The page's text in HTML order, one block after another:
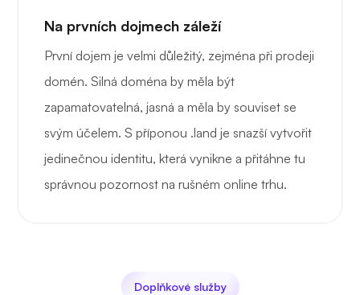
Na prvních dojmech záleží
První dojem je velmi důležitý, zejména při prodeji
domén. Silná doména by měla být
zapamatovatelná, jasná a měla by souviset se
svým účelem. S příponou .land je snazší vytvořit
jedinečnou identitu, která vynikne a přitáhne tu
správnou pozornost na rušném online trhu.
Doplňkové služby